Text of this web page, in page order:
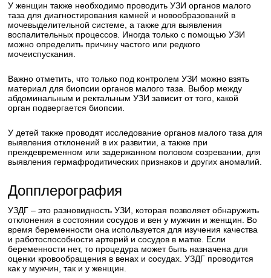
У женщин также необходимо проводить УЗИ органов малого
таза для диагностирования камней и новообразований в
мочевыделительной системе, а также для выявления
воспалительных процессов. Иногда только с помощью УЗИ
можно определить причину частого или редкого
мочеиспускания.
Важно отметить, что только под контролем УЗИ можно взять
материал для биопсии органов малого таза. Выбор между
абдоминальным и ректальным УЗИ зависит от того, какой
орган подвергается биопсии.
У детей также проводят исследование органов малого таза для
выявления отклонений в их развитии, а также при
преждевременном или задержанном половом созревании, для
выявления гермафродитических признаков и других аномалий.
Допплерография
УЗДГ – это разновидность УЗИ, которая позволяет обнаружить
отклонения в состоянии сосудов и вен у мужчин и женщин. Во
время беременности она используется для изучения качества
и работоспособности артерий и сосудов в матке. Если
беременности нет, то процедура может быть назначена для
оценки кровообращения в венах и сосудах. УЗДГ проводится
как у мужчин, так и у женщин.